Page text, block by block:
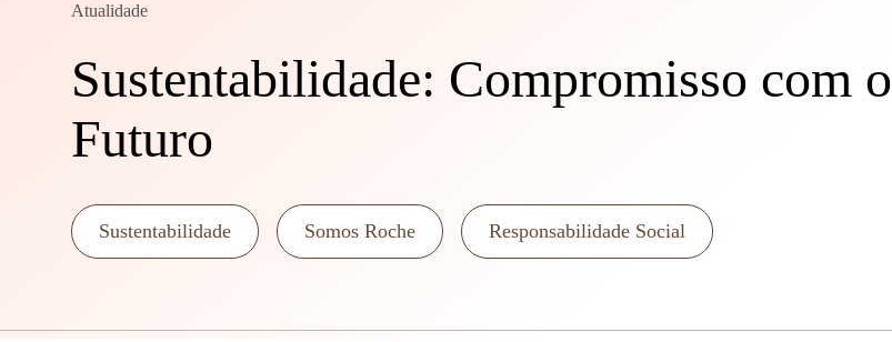
Atualidade
Sustentabilidade: Compromisso com o
Futuro
Sustentabilidade Somos Roche Responsabilidade Social